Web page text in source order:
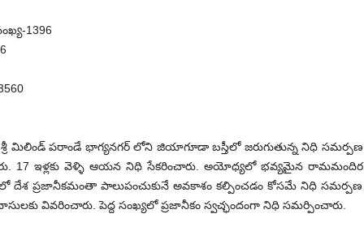
1396
శ్రీ మిలిండ్ పరాండే భాగ్యనగర్ లోని జియాగూడా బస్తీలో జరుగుతున్న నిధి సమర్పణ
17 ఇళ్లకు వెళ్ళి ఆయన నిధి సేకరించారు. అయోధ్యలో భవ్యమైన రామమందిర
దేశ ప్రజానీకమంతా పాలుపంచుకునే అవకాశం కల్పించడం కోసమే నిధి సమర్పణ
వివరించారు. పెద్ద సంఖ్యలో ప్రజానీకం స్వచ్ఛందంగా నిధి సమర్పించారు.